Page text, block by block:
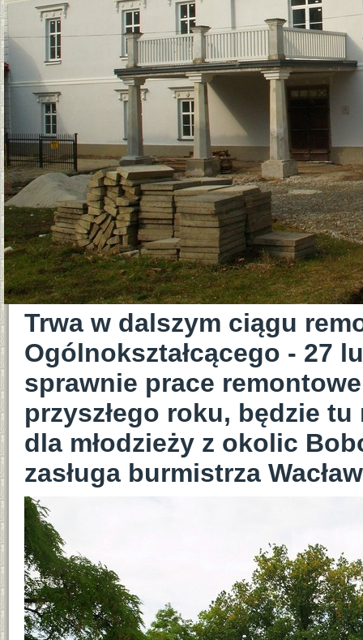
Trwa w dalszym ciągu
Ogólnokształcącego - 27
sprawnie prace
przyszłego roku, będzie tu
dla młodzieży z okolic
zasługa burmistrza